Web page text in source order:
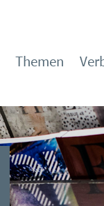
Themen